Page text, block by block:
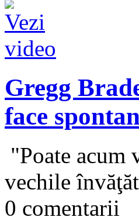
Gregg
face
"Poate acum
vechile
0 comentarii